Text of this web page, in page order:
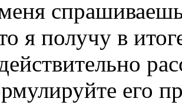
я получу в
его